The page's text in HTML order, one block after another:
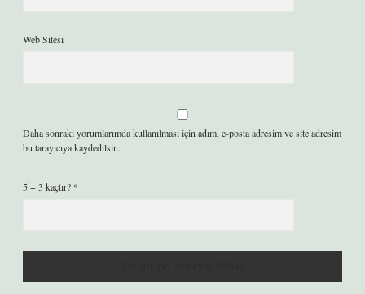
Web Sitesi
Daha sonraki yorumlarımda kullanılması için adım, e-posta adresim ve site adresim
bu tarayıcıya kaydedilsin.
5 + 3 kaçtır? *